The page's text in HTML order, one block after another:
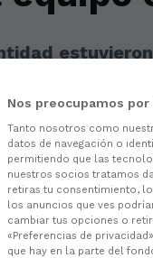
Nos preocupamos
Tanto nosotros como
datos de navegación o
permitiendo que las
nuestros socios tratamos
retiras tu consentimiento,
los anuncios que ves
cambiar tus opciones o
«Preferencias de
que hay en la parte del